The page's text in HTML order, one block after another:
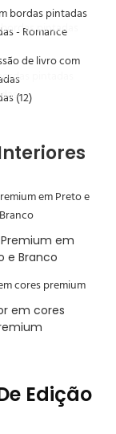
pintadas
pintadas
em
e Branco
em cores
Edição